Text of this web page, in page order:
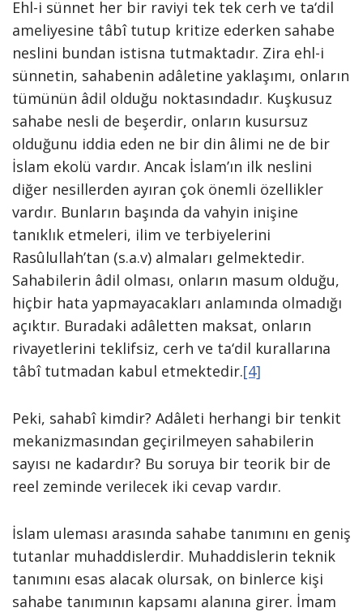
Ehl-i sünnet her bir raviyi tek tek cerh ve ta‘dil
ameliyesine tâbî tutup kritize ederken sahabe
neslini bundan istisna tutmaktadır. Zira ehl-i
sünnetin, sahabenin adâletine yaklaşımı, onların
tümünün âdil olduğu noktasındadır. Kuşkusuz
sahabe nesli de beşerdir, onların kusursuz
olduğunu iddia eden ne bir din âlimi ne de bir
İslam ekolü vardır. Ancak İslam’ın ilk neslini
diğer nesillerden ayıran çok önemli özellikler
vardır. Bunların başında da vahyin inişine
tanıklık etmeleri, ilim ve terbiyelerini
Rasûlullah’tan (s.a.v) almaları gelmektedir.
Sahabilerin âdil olması, onların masum olduğu,
hiçbir hata yapmayacakları anlamında olmadığı
açıktır. Buradaki adâletten maksat, onların
rivayetlerini teklifsiz, cerh ve ta‘dil kurallarına
tâbî tutmadan kabul etmektedir.[4]
Peki, sahabî kimdir? Adâleti herhangi bir tenkit
mekanizmasından geçirilmeyen sahabilerin
sayısı ne kadardır? Bu soruya bir teorik bir de
reel zeminde verilecek iki cevap vardır.
İslam uleması arasında sahabe tanımını en geniş
tutanlar muhaddislerdir. Muhaddislerin teknik
tanımını esas alacak olursak, on binlerce kişi
sahabe tanımının kapsamı alanına girer. İmam